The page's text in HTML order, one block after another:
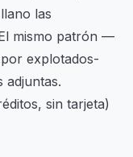
las
mismo patrón —
explotados-
adjuntas.
sin tarjeta)